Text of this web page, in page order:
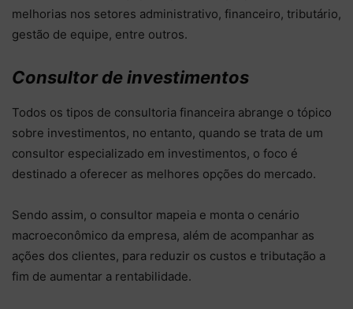
melhorias nos setores administrativo, financeiro, tributário,
gestão de equipe, entre outros.
Consultor de investimentos
Todos os tipos de consultoria financeira abrange o tópico
sobre investimentos, no entanto, quando se trata de um
consultor especializado em investimentos, o foco é
destinado a oferecer as melhores opções do mercado.
Sendo assim, o consultor mapeia e monta o cenário
macroeconômico da empresa, além de acompanhar as
ações dos clientes, para reduzir os custos e tributação a
fim de aumentar a rentabilidade.